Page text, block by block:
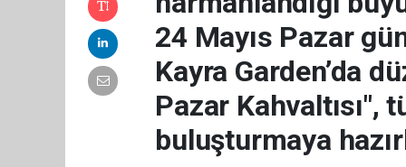
24 Mayıs Pazar
Kayra Garden’da
Pazar Kahvaltısı",
buluşturmaya